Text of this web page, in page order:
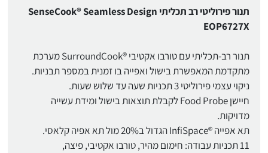
תנור פירוליטי רב תכליתי SenseCook® Seamless Design
EOP6727X
תנור רב-תכליתי עם טורבו אקטיבי ®SurroundCook מערכת
מתקדמת המאפשרת בישול ואפייה בו זמנית במספר תבניות.
ניקוי עצמי פירוליטי 3 תכניות שעה עד שלוש שעות.
חיישן Food Probe לקבלת תוצאות בישול ומידת עשייה
מדויקות.
תא אפייה ®InfiSpace הגדול ב20% מול תא אפיה קלאסי.
11 תכניות עבודה: חימום מהיר, טורבו אקטיבי, פיצה,